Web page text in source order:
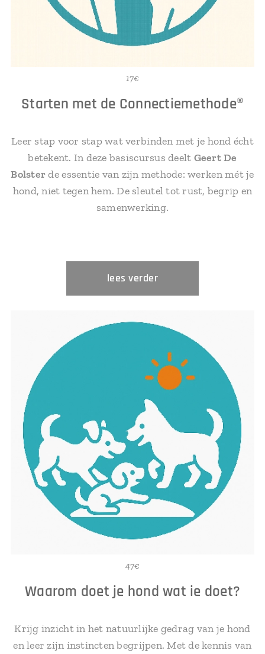
17€
Starten met de Connectiemethode®
Leer stap voor stap wat verbinden met je hond écht
betekent. In deze basiscursus deelt Geert De
Bolsterde essentie van zijn methode: werken mét je
hond, niet tegen hem. De sleutel tot rust, begrip en
samenwerking.
lees verder
47€
Waarom doet je hond wat ie doet?
Krijg inzicht in het natuurlijke gedrag van je hond
en leer zijn instincten begrijpen. Met de kennis van